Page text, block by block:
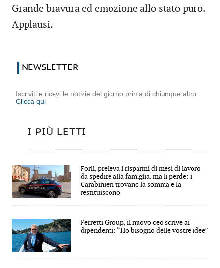
Grande bravura ed emozione allo stato puro.
Applausi.
NEWSLETTER
Iscriviti e ricevi le notizie del giorno prima di chiunque altro
Clicca qui
I PIÙ LETTI
Forlì, preleva i risparmi di mesi di lavoro
da spedire alla famiglia, ma li perde: i
Carabinieri trovano la somma e la
restituiscono
Ferretti Group, il nuovo ceo scrive ai
dipendenti: “Ho bisogno delle vostre idee”